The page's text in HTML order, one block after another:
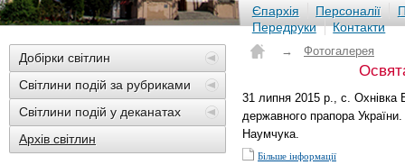
Єпархія Персоналії
Передруки
Контакти
Добірки світлин
Світлини подій за рубриками
Світлини подій у деканатах
Архів світлин
→ Фотогалерея
31 липня 2015 р., с. Охнівка
державного прапора
Наумчука.
Більше інформації